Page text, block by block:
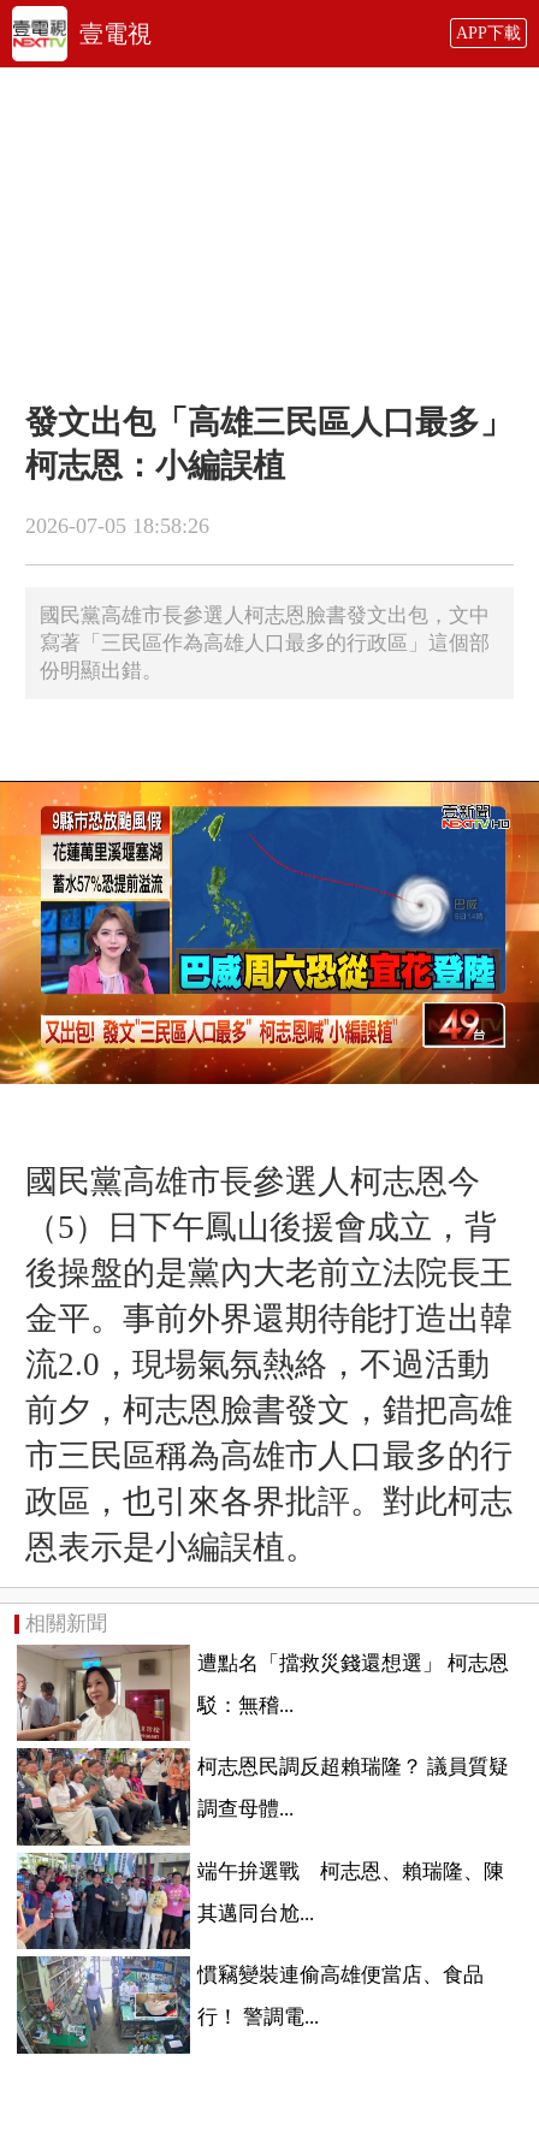
壹電視 APP下載
發文出包「高雄三民區人口最多」
柯志恩：小編誤植
2026-07-05 18:58:26
國民黨高雄市長參選人柯志恩臉書發文出包，文中
寫著「三民區作為高雄人口最多的行政區」這個部
份明顯出錯。
國民黨高雄市長參選人柯志恩今
（5）日下午鳳山後援會成立，背
後操盤的是黨內大老前立法院長王
金平。事前外界還期待能打造出韓
流2.0，現場氣氛熱絡，不過活動
前夕，柯志恩臉書發文，錯把高雄
市三民區稱為高雄市人口最多的行
政區，也引來各界批評。對此柯志
恩表示是小編誤植。
相關新聞
遭點名「擋救災錢還想選」 柯志恩
駁：無稽...
柯志恩民調反超賴瑞隆？ 議員質疑
調查母體...
端午拚選戰 柯志恩、賴瑞隆、陳
其邁同台尬...
慣竊變裝連偷高雄便當店、食品
行！ 警調電...